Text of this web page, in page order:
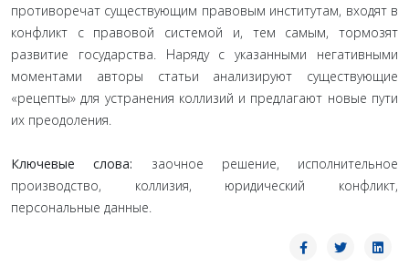
противоречат существующим правовым институтам, входят в
конфликт с правовой системой и, тем самым, тормозят
развитие государства. Наряду с указанными негативными
моментами авторы статьи анализируют существующие
«рецепты» для устранения коллизий и предлагают новые пути
их преодоления.
Ключевые слова: заочное решение, исполнительное
производство, коллизия, юридический конфликт,
персональные данные.